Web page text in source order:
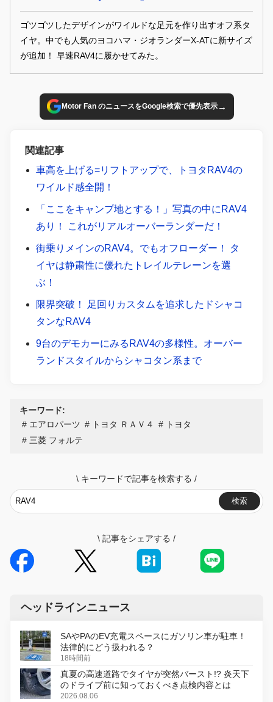
ゴツゴツしたデザインがワイルドな足元を作り出すオフ系タ
イヤ。中でも人気のヨコハマ・ジオランダーX-ATに新サイズ
が追加！ 早速RAV4に履かせてみた。
Motor Fan のニュースをGoogle検索で優先表示→
関連記事
車高を上げる=リフトアップで、トヨタRAV4の
ワイルド感全開！
「ここをキャンプ地とする！」写真の中にRAV4
あり！ これがリアルオーバーランダーだ！
街乗りメインのRAV4。でもオフローダー！ タ
イヤは静粛性に優れたトレイルテレーンを選
ぶ！
限界突破！ 足回りカスタムを追求したドシャコ
タンなRAV4
9台のデモカーにみるRAV4の多様性。オーバー
ランドスタイルからシャコタン系まで
キーワード:
エアロパーツ
トヨタ ＲＡＶ４
トヨタ
三菱 フォルテ
\ キーワードで記事を検索する /
検索
\ 記事をシェアする /
ヘッドラインニュース
SAやPAのEV充電スペースにガソリン車が駐車！
法律的にどう扱われる？
18時間前
真夏の高速道路でタイヤが突然バースト!? 炎天下
のドライブ前に知っておくべき点検内容とは
2026.08.06